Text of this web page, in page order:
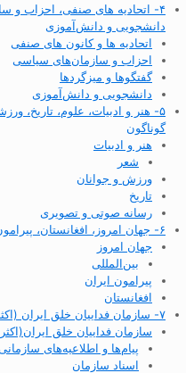
۴- اتحادیه های صنفی، احزاب و
دانشجویی و دانش‌آموزی
اتحادیه ها و کانون های صنفی
احزاب و سازمان‌های سیاسی
گفتگوها و میزگردها
دانشجویی و دانش‌آموزی
۵- هنر و ادبیات، علوم، تاریخ،
گوناگون
هنر و ادبیات
شعر
ورزش و جوانان
تاریخ
رسانه صوتی و تصویری
۶- جهان امروز، افغانستان، پیرامون ایران، و نظرات شما
جهان امروز
بین‌المللی
پیرامون ایران
افغانستان
۷- سازمان فداییان خلق ایران (اکثریت)، یادها و خاطره ها، کتابخانه مجازی
سازمان فداییان خلق
پیام‌ها و اطلاعیه‌های سازمانی
اسناد سازمان